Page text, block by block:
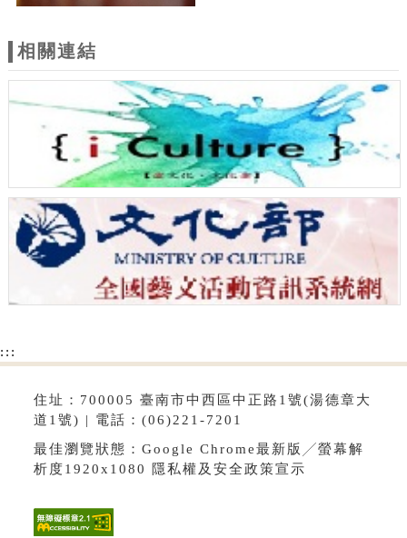
相關連結
:::
住址：700005 臺南市中西區中正路1號(湯德章大
道1號) | 電話：(06)221-7201
最佳瀏覽狀態：Google Chrome最新版╱螢幕解
析度1920x1080 隱私權及安全政策宣示